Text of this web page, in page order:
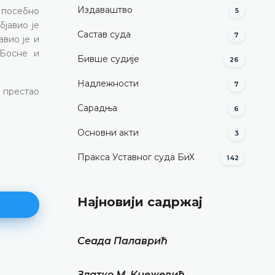
је
је и
и
Издаваштво 5
Састав суда 7
Бивше судије 26
Надлежности 7
Сарадња 6
Основни акти 3
Пракса Уставног суда БиХ 142
Најновији садржај
Сеада Палаврић